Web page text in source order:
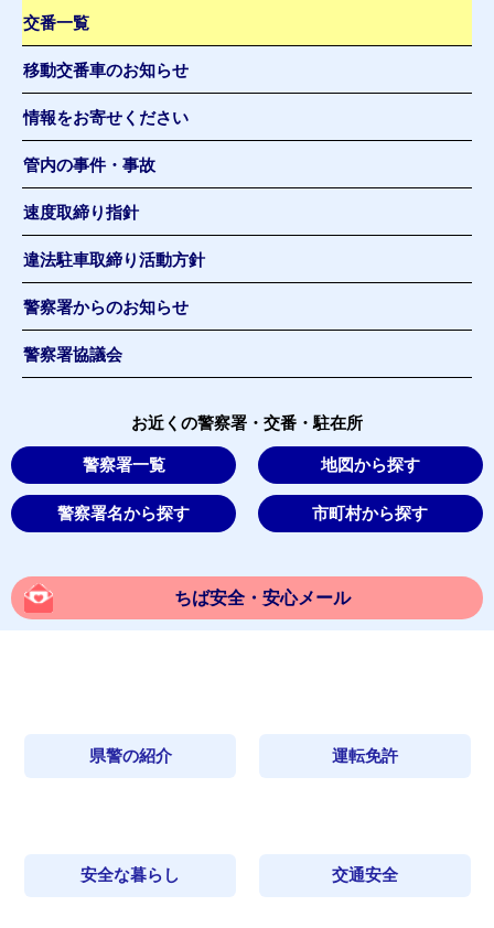
交番一覧
移動交番車のお知らせ
情報をお寄せください
管内の事件・事故
速度取締り指針
違法駐車取締り活動方針
警察署からのお知らせ
警察署協議会
お近くの警察署・交番・駐在所
警察署一覧 地図から探す
警察署名から探す 市町村から探す
ちば安全・安心メール
県警の紹介 運転免許
安全な暮らし 交通安全